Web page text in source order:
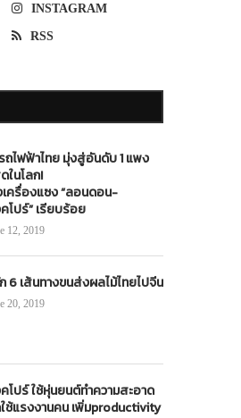
บถ้วน
ล...
INSTAGRAM
RSS
ถไฟฟ้าไทย มุ่งสู่อันดับ 1 แพง
ในโลก!
เครื่องแซง “ลอนดอน-
โปร์” เรียบร้อย
12, 2019
6 เส้นทางขนส่งผลไม้ไทยไปจีน
20, 2019
โปร์ ใช้หุ่นยนต์ทำความสะอาด
ช้แรงงานคน เพิ่มproductivity